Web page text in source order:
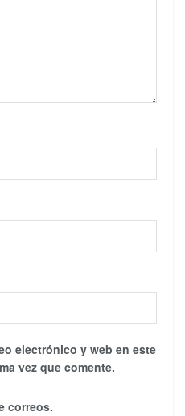
electrónico y web en este
vez que comente.
correos.